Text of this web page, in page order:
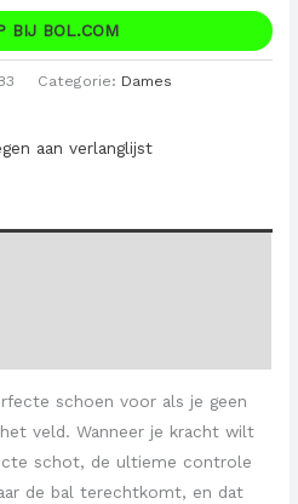
BIJ BOL.COM
Categorie: Dames
aan verlanglijst
schoen voor als je geen
veld. Wanneer je kracht wilt
schot, de ultieme controle
de bal terechtkomt, en dat